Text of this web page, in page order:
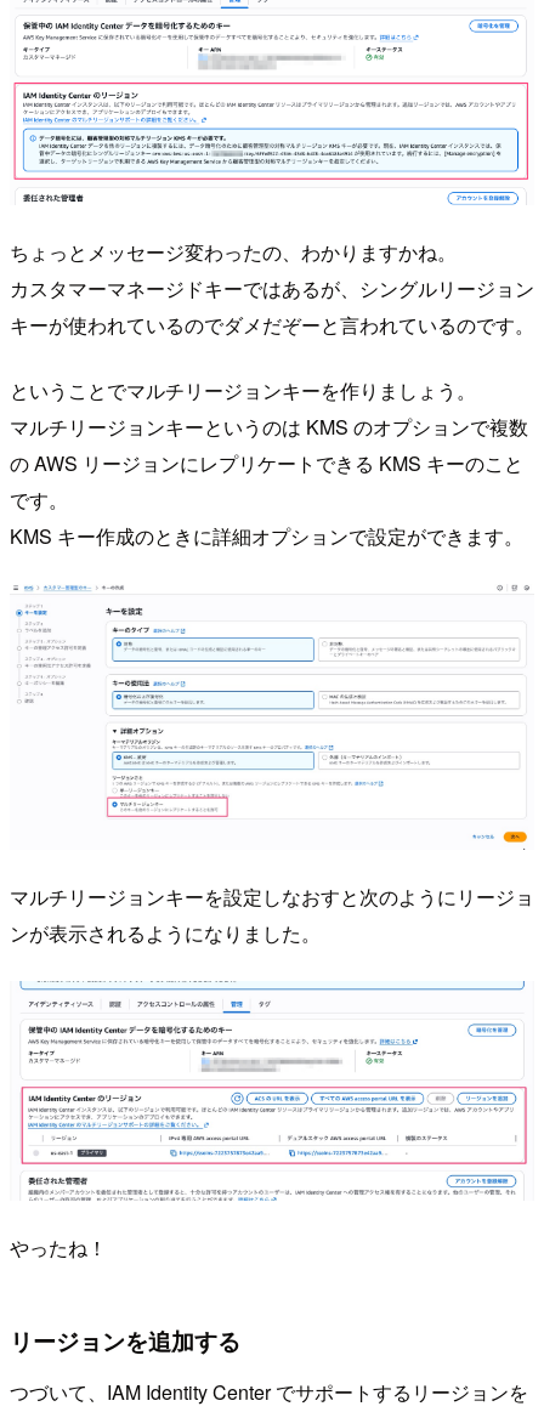
ちょっとメッセージ変わったの、わかりますかね。
カスタマーマネージドキーではあるが、シングルリージョン
キーが使われているのでダメだぞーと言われているのです。
ということでマルチリージョンキーを作りましょう。
マルチリージョンキーというのは KMS のオプションで複数
の AWS リージョンにレプリケートできる KMS キーのこと
です。
KMS キー作成のときに詳細オプションで設定ができます。
マルチリージョンキーを設定しなおすと次のようにリージョ
ンが表示されるようになりました。
やったね！
リージョンを追加する
つづいて、IAM Identity Center でサポートするリージョンを